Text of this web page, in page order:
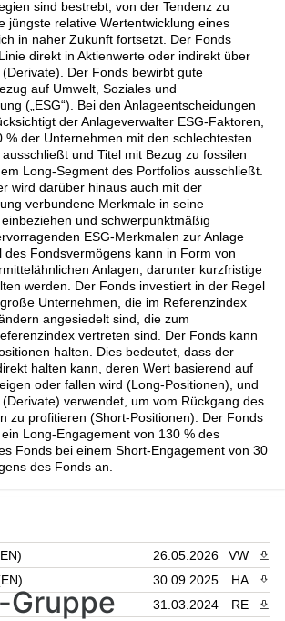
sind bestrebt, von der Tendenz zu
jüngste relative Wertentwicklung eines
in naher Zukunft fortsetzt. Der Fonds
direkt in Aktienwerte oder indirekt über
Der Fonds bewirbt gute
auf Umwelt, Soziales und
(„ESG“). Bei den Anlageentscheidungen
der Anlageverwalter ESG-Faktoren,
% der Unternehmen mit den schlechtesten
und Titel mit Bezug zu fossilen
Long-Segment des Portfolios ausschließt.
wird darüber hinaus auch mit der
verbundene Merkmale in seine
und schwerpunktmäßig
ESG-Merkmalen zur Anlage
des Fondsvermögens kann in Form von
Anlagen, darunter kurzfristige
werden. Der Fonds investiert in der Regel
Unternehmen, die im Referenzindex
angesiedelt sind, die zum
vertreten sind. Der Fonds kann
halten. Dies bedeutet, dass der
halten kann, deren Wert basierend auf
oder fallen wird (Long-Positionen), und
verwendet, um vom Rückgang des
zu profitieren (Short-Positionen). Der Fonds
Long-Engagement von 130 % des
Fonds bei einem Short-Engagement von 30
des Fonds an.
26.05.2026 VW
30.09.2025 HA
31.03.2024 RE
Gruppe